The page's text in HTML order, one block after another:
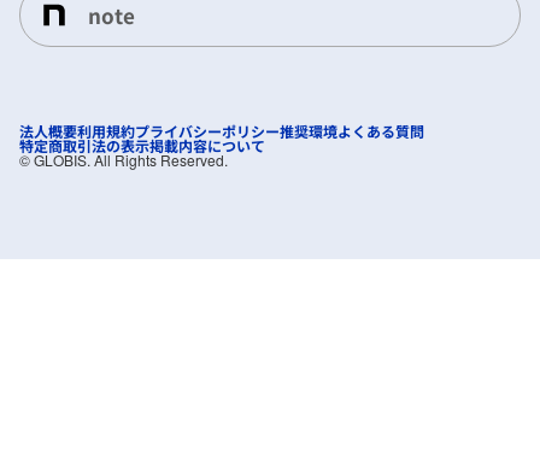
note
法人概要利用規約プライバシーポリシー推奨環境よくある質問
特定商取引法の表示掲載内容について
©︎ GLOBIS. All Rights Reserved.